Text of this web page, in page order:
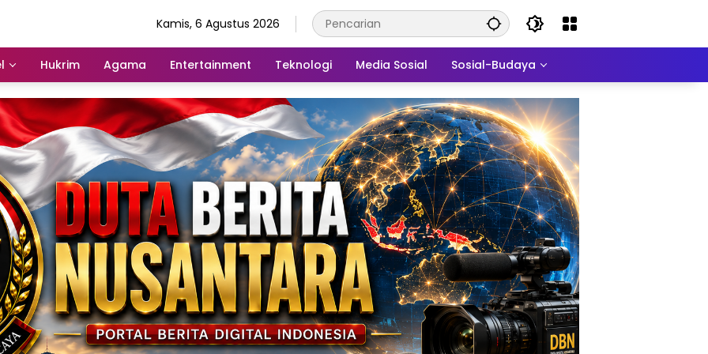
Kamis, 6 Agustus 2026
Hukrim Agama Entertainment Teknologi Media Sosial Sosial-Budaya